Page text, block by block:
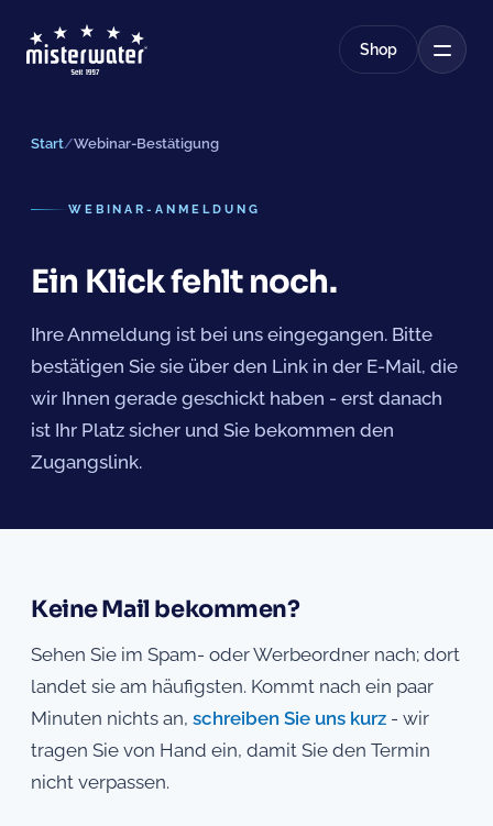
Shop
Start/Webinar-Bestätigung
WEBINAR-ANMELDUNG
Ein Klick fehlt noch.
Ihre Anmeldung ist bei uns eingegangen. Bitte
bestätigen Sie sie über den Link in der E-Mail, die
wir Ihnen gerade geschickt haben - erst danach
ist Ihr Platz sicher und Sie bekommen den
Zugangslink.
Keine Mail bekommen?
Sehen Sie im Spam- oder Werbeordner nach; dort
landet sie am häufigsten. Kommt nach ein paar
Minuten nichts an, schreiben Sie uns kurz - wir
tragen Sie von Hand ein, damit Sie den Termin
nicht verpassen.